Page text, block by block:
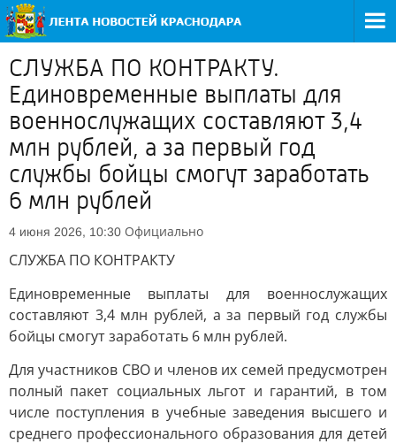
СЛУЖБА ПО КОНТРАКТУ.
Единовременные выплаты для
военнослужащих составляют 3,4
млн рублей, а за первый год
службы бойцы смогут заработать
6 млн рублей
4 июня 2026, 10:30 Официально
СЛУЖБА ПО КОНТРАКТУ
Единовременные выплаты для военнослужащих
составляют 3,4 млн рублей, а за первый год службы
бойцы смогут заработать 6 млн рублей.
Для участников СВО и членов их семей предусмотрен
полный пакет социальных льгот и гарантий, в том
числе поступления в учебные заведения высшего и
среднего профессионального образования для детей